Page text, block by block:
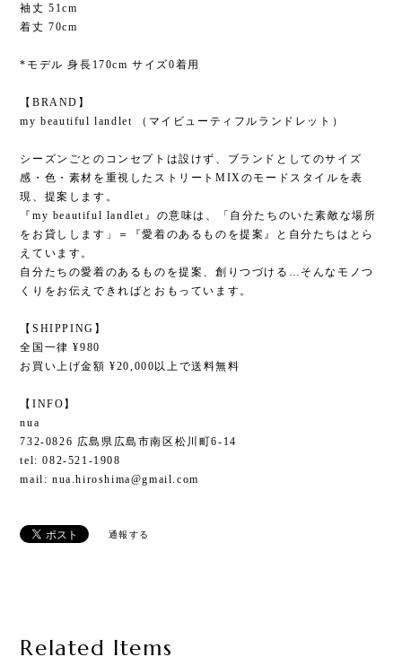
袖丈 51cm
着丈 70cm
*モデル 身長170cm サイズ0着用
【BRAND】
my beautiful landlet （マイビューティフルランドレット）
シーズンごとのコンセプトは設けず、ブランドとしてのサイズ
感・色・素材を重視したストリートMIXのモードスタイルを表
現、提案します。
『my beautiful landlet』の意味は、「自分たちのいた素敵な場所
をお貸しします」＝『愛着のあるものを提案』と自分たちはとら
えています。
自分たちの愛着のあるものを提案、創りつづける…そんなモノつ
くりをお伝えできればとおもっています。
【SHIPPING】
全国一律 ¥980
お買い上げ金額 ¥20,000以上で送料無料
【INFO】
nua
732-0826 広島県広島市南区松川町6-14
tel: 082-521-1908
mail: nua.hiroshima@gmail.com
通報する
Related Items